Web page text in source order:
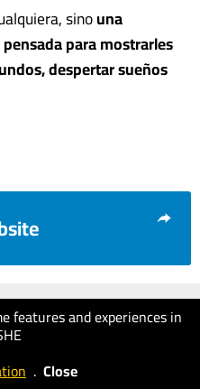
features and experiences in
. Close
sinouna
para mostrarles
despertar sueños